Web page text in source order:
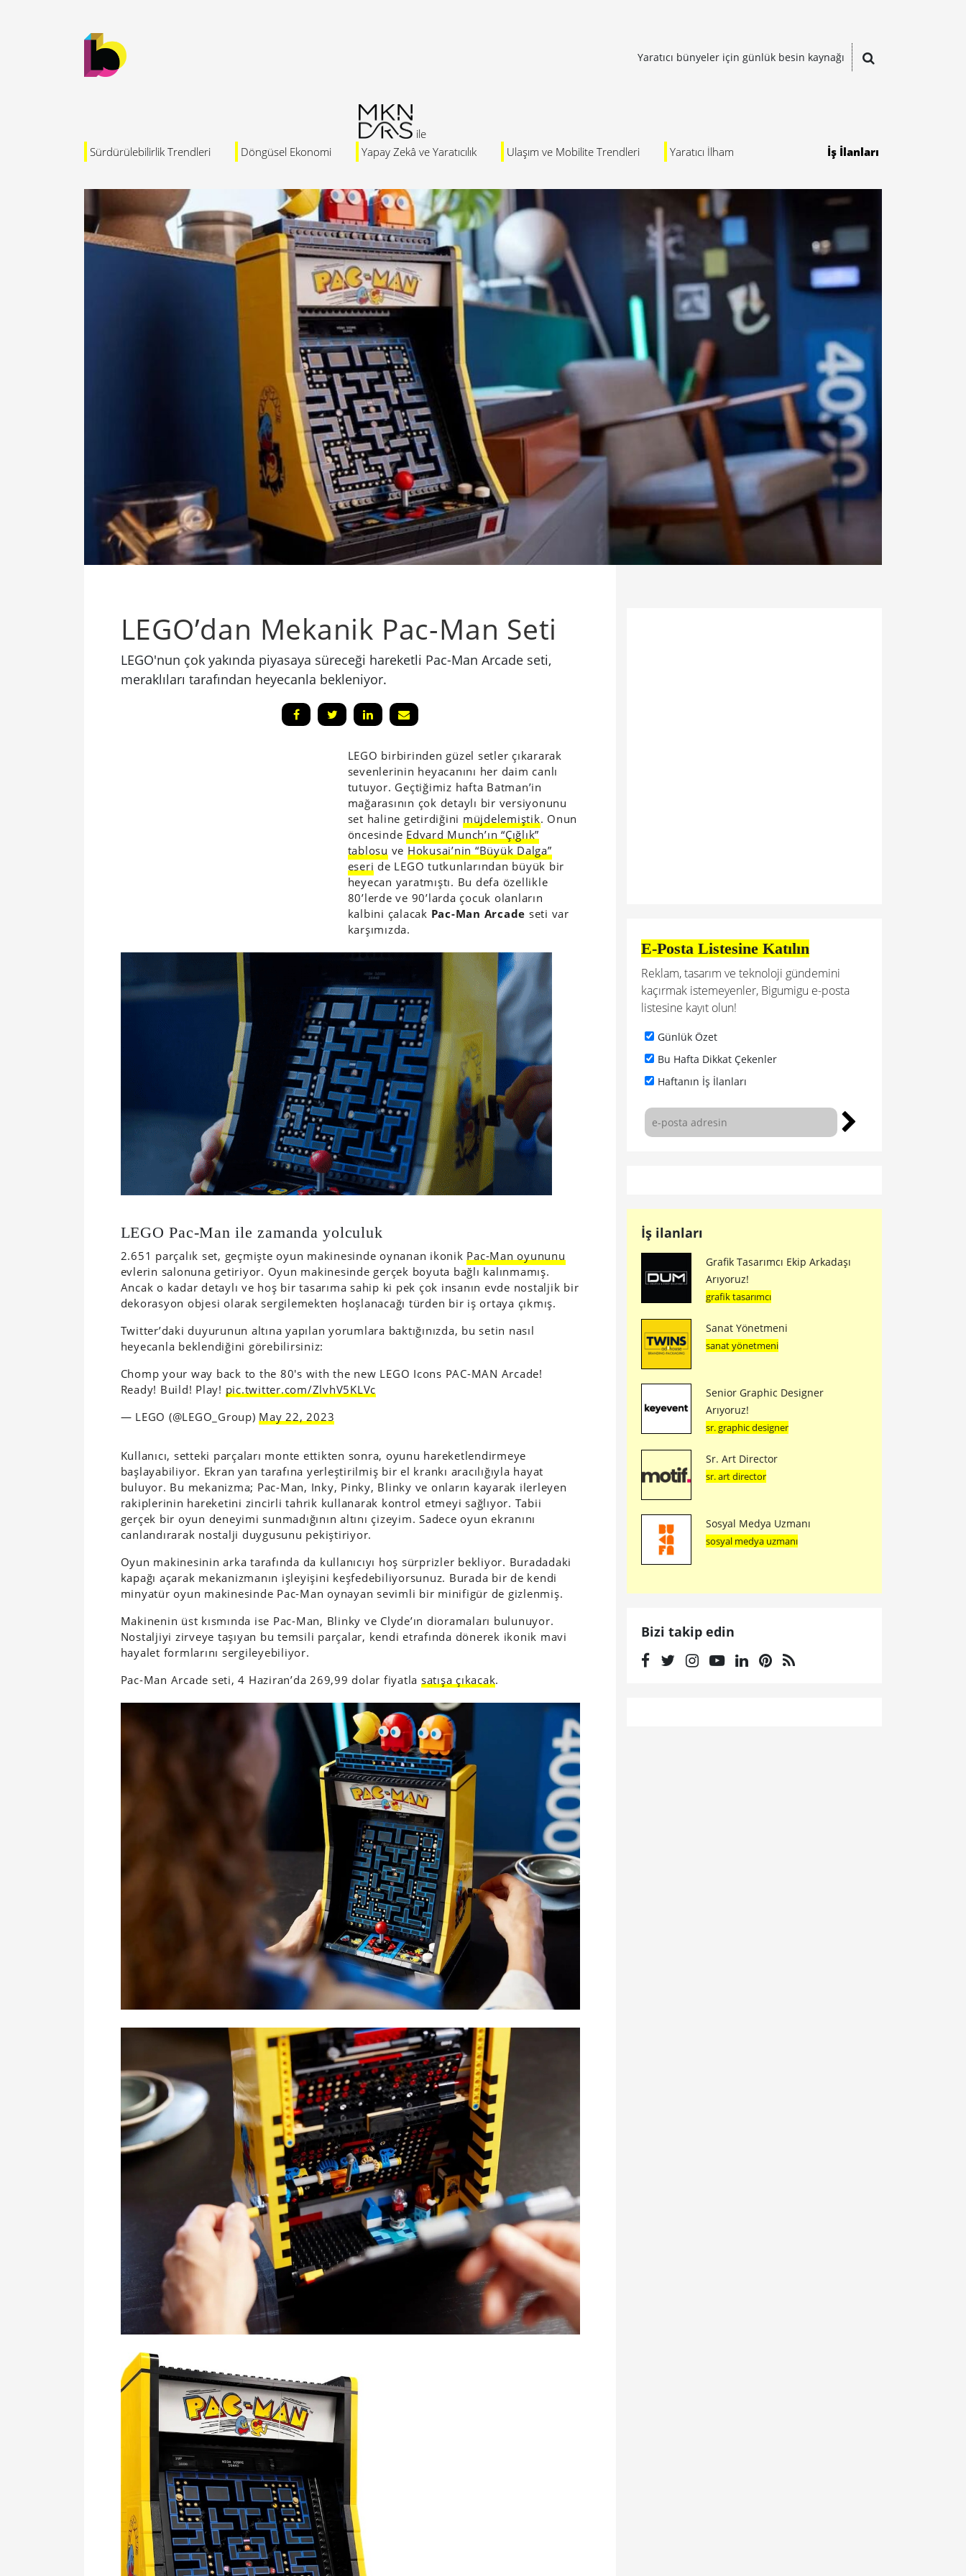
Yaratıcı bünyeler için günlük besin kaynağı
Sürdürülebilirlik Trendleri Döngüsel Ekonomi Yapay Zekâ ve Yaratıcılık Ulaşım ve Mobilite Trendleri Yaratıcı İlham İş İlanları
LEGO’dan Mekanik Pac-Man Seti
LEGO'nun çok yakında piyasaya süreceği hareketli Pac-Man Arcade seti,
meraklıları tarafından heyecanla bekleniyor.
LEGO birbirinden güzel setler çıkararak
sevenlerinin heyacanını her daim canlı
tutuyor. Geçtiğimiz hafta Batman’in
mağarasının çok detaylı bir versiyonunu
set haline getirdiğini müjdelemiştik. Onun
öncesinde Edvard Munch’ın “Çığlık”
tablosu ve Hokusai’nin “Büyük Dalga”
eseri de LEGO tutkunlarından büyük bir
heyecan yaratmıştı. Bu defa özellikle
80’lerde ve 90’larda çocuk olanların
kalbini çalacak Pac-Man Arcade seti var
karşımızda.
LEGO Pac-Man ile zamanda yolculuk
2.651 parçalık set, geçmişte oyun makinesinde oynanan ikonik Pac-Man oyununu
evlerin salonuna getiriyor. Oyun makinesinde gerçek boyuta bağlı kalınmamış.
Ancak o kadar detaylı ve hoş bir tasarıma sahip ki pek çok insanın evde nostaljik bir
dekorasyon objesi olarak sergilemekten hoşlanacağı türden bir iş ortaya çıkmış.
Twitter’daki duyurunun altına yapılan yorumlara baktığınızda, bu setin nasıl
heyecanla beklendiğini görebilirsiniz:
Chomp your way back to the 80's with the new LEGO Icons PAC-MAN Arcade!
Ready! Build! Play! pic.twitter.com/ZlvhV5KLVc
— LEGO (@LEGO_Group) May 22, 2023
Kullanıcı, setteki parçaları monte ettikten sonra, oyunu hareketlendirmeye
başlayabiliyor. Ekran yan tarafına yerleştirilmiş bir el krankı aracılığıyla hayat
buluyor. Bu mekanizma; Pac-Man, Inky, Pinky, Blinky ve onların kayarak ilerleyen
rakiplerinin hareketini zincirli tahrik kullanarak kontrol etmeyi sağlıyor. Tabii
gerçek bir oyun deneyimi sunmadığının altını çizeyim. Sadece oyun ekranını
canlandırarak nostalji duygusunu pekiştiriyor.
Oyun makinesinin arka tarafında da kullanıcıyı hoş sürprizler bekliyor. Buradadaki
kapağı açarak mekanizmanın işleyişini keşfedebiliyorsunuz. Burada bir de kendi
minyatür oyun makinesinde Pac-Man oynayan sevimli bir minifigür de gizlenmiş.
Makinenin üst kısmında ise Pac-Man, Blinky ve Clyde’ın dioramaları bulunuyor.
Nostaljiyi zirveye taşıyan bu temsili parçalar, kendi etrafında dönerek ikonik mavi
hayalet formlarını sergileyebiliyor.
Pac-Man Arcade seti, 4 Haziran’da 269,99 dolar fiyatla satışa çıkacak.
E-Posta Listesine Katılın
Reklam, tasarım ve teknoloji gündemini
kaçırmak istemeyenler, Bigumigu e-posta
listesine kayıt olun!
Günlük Özet
Bu Hafta Dikkat Çekenler
Haftanın İş İlanları
İş ilanları
Grafik Tasarımcı Ekip Arkadaşı
Arıyoruz!
grafik tasarımcı
Sanat Yönetmeni
sanat yönetmeni
Senior Graphic Designer
Arıyoruz!
sr. graphic designer
Sr. Art Director
sr. art director
Sosyal Medya Uzmanı
sosyal medya uzmanı
Bizi takip edin